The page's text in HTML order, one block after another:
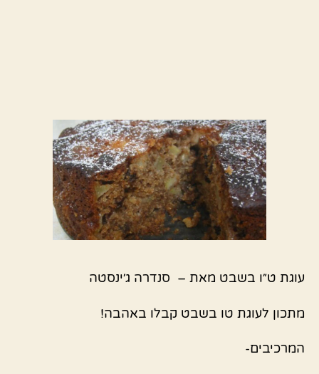
עוגת ט״ו בשבט מאת – סנדרה ג׳ינסטה
מתכון לעוגת טו בשבט קבלו באהבה!
המרכיבים-